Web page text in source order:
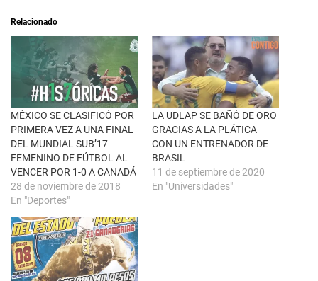
n
X
(
S
e
a
b
r
e
e
n
u
n
a
v
e
n
t
a
n
a
n
u
e
v
a
)
r
i
r
e
n
F
a
c
e
b
o
o
k
(
S
e
a
e
e
n
u
n
a
v
Relacionado
MÉXICO SE CLASIFICÓ POR
PRIMERA VEZ A UNA FINAL
DEL MUNDIAL SUB’17
FEMENINO DE FÚTBOL AL
VENCER POR 1-0 A CANADÁ
28 de noviembre de 2018
En "Deportes"
LA UDLAP SE BAÑÓ DE ORO
GRACIAS A LA PLÁTICA
CON UN ENTRENADOR DE
BRASIL
11 de septiembre de 2020
En "Universidades"